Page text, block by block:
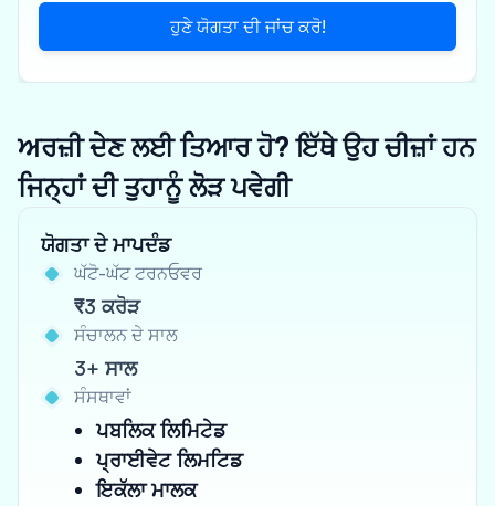
ਹੁਣੇ ਯੋਗਤਾ ਦੀ ਜਾਂਚ ਕਰੋ!
ਅਰਜ਼ੀ ਦੇਣ ਲਈ ਤਿਆਰ ਹੋ? ਇੱਥੇ ਉਹ ਚੀਜ਼ਾਂ ਹਨ
ਜਿਨ੍ਹਾਂ ਦੀ ਤੁਹਾਨੂੰ ਲੋੜ ਪਵੇਗੀ
ਯੋਗਤਾ ਦੇ ਮਾਪਦੰਡ
ਘੱਟੋ-ਘੱਟ ਟਰਨਓਵਰ
₹3 ਕਰੋੜ
ਸੰਚਾਲਨ ਦੇ ਸਾਲ
3+ ਸਾਲ
ਸੰਸਥਾਵਾਂ
ਪਬਲਿਕ ਲਿਮਿਟੇਡ
ਪ੍ਰਾਈਵੇਟ ਲਿਮਟਿਡ
ਇਕੱਲਾ ਮਾਲਕ